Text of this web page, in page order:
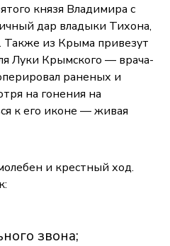
князя Владимира с
дар владыки Тихона,
Также из Крыма привезут
Луки Крымского — врача-
раненых и
на гонения на
к его иконе — живая
и крестный ход.
звона;